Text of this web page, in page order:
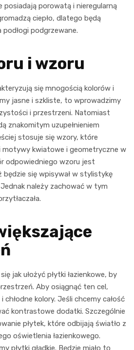
posiadają porowatą i nieregularną
ciepło, dlatego będą
podłogi podgrzewane.
i wzoru
się mnogością kolorów i
jasne i szkliste, to wprowadzimy
i przestrzeni. Natomiast
znakomitym uzupełnieniem
stosuje się wzory, które
motywy kwiatowe i geometryczne w
odpowiedniego wzoru jest
się wpisywał w stylistykę
należy zachować w tym
jak ułożyć płytki łazienkowe, by
Aby osiągnąć ten cel,
kolory. Jeśli chcemy całość
kontrastowe dodatki. Szczególnie
płytek, które odbijają światło z
oświetlenia łazienkowego.
płytki gładkie. Będzie miało to